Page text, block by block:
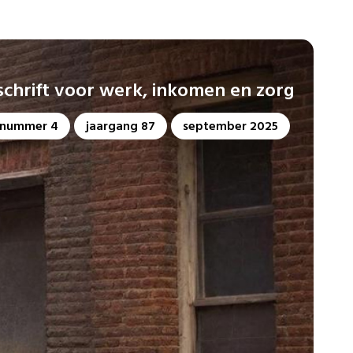
voor werk, inkomen en zorg
4 jaargang 87 september 2025